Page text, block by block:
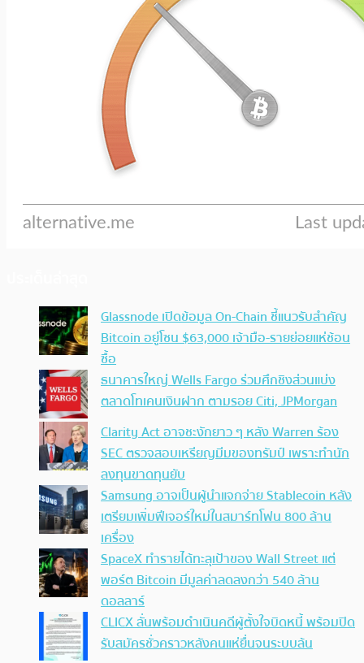
Glassnode เปิดข้อมูล On-Chain ชี้แนวรับสำคัญ
Bitcoin อยู่โซน $63,000 เจ้ามือ-รายย่อยแห่ช้อน
ซื้อ
ธนาคารใหญ่ Wells Fargo ร่วมศึกชิงส่วนแบ่ง
ตลาดโทเคนเงินฝาก ตามรอย Citi, JPMorgan
Clarity Act อาจชะงักยาว ๆ หลัง Warren ร้อง
SEC ตรวจสอบเหรียญมีมของทรัมป์ เพราะทำนัก
ลงทุนขาดทุนยับ
Samsung อาจเป็นผู้นำแจกจ่าย Stablecoin หลัง
เตรียมเพิ่มฟีเจอร์ใหม่ในสมาร์ทโฟน 800 ล้าน
เครื่อง
SpaceX ทำรายได้ทะลุเป้าของ Wall Street แต่
พอร์ต Bitcoin มีมูลค่าลดลงกว่า 540 ล้าน
ดอลลาร์
CLICX ลั่นพร้อมดำเนินคดีผู้ตั้งใจบิดหนี้ พร้อมปิด
รับสมัครชั่วคราวหลังคนแห่ยื่นจนระบบล้น